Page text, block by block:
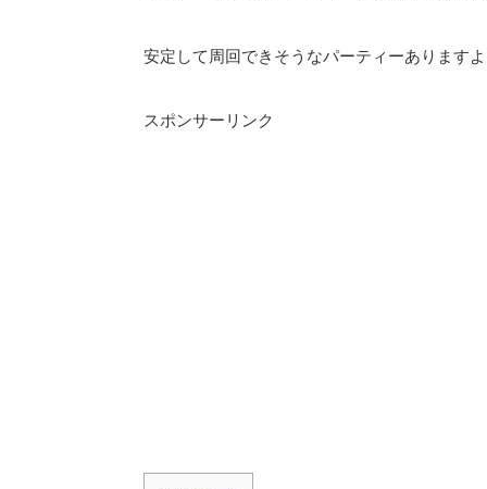
安定して周回できそうなパーティーあります
スポンサーリンク